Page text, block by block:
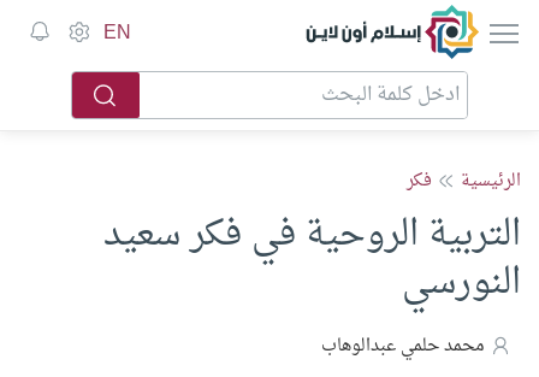
إسلام أون لاين EN
الرئيسية فكر
التربية الروحية في فكر سعيد
النورسي
محمد حلمي عبدالوهاب